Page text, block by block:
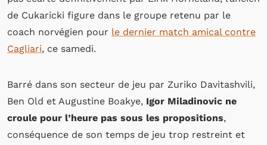
de Cukaricki figure dans le groupe retenu par le
coach norvégien pour le dernier match amical contre
Cagliari, ce samedi.
Barré dans son secteur de jeu par Zuriko Davitashvili,
Ben Old et Augustine Boakye, Igor Miladinovic ne
croule pour l’heure pas sous les propositions,
conséquence de son temps de jeu trop restreint et